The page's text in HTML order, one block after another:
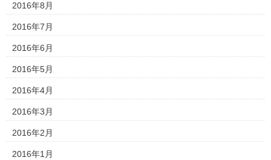
2016年8月
2016年7月
2016年6月
2016年5月
2016年4月
2016年3月
2016年2月
2016年1月